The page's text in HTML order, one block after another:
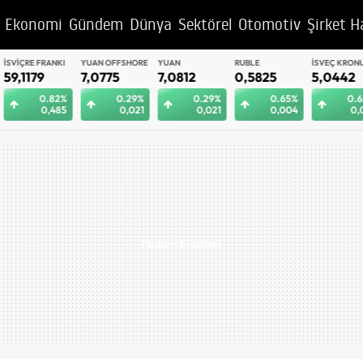
Ekonomi Gündem Dünya Sektörel Otomotiv Şirket
YUAN OFFSHORE
7,0775
0.29%
0,021
YUAN
7,0812
0.29%
0,021
RUBLE
0,5825
0.65%
0,004
İSVEÇ KRONU
5,0442
0.62%
0,031
BAE DIRHEMI
12,9992